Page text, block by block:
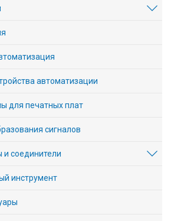
автоматизации
для печатных плат
сигналов
соединители
инструмент